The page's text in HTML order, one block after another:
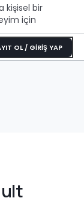
kişisel bir
için
OL / GİRİŞ YAP